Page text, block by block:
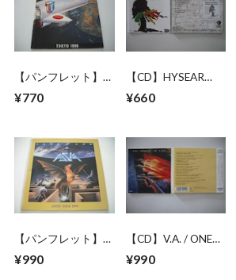
【パンフレット】
ROLLING STONES /
STEEL WHEELS
¥770
【CD】HYSEAR
DON WALKER /
COMPLETE
¥660
【パンフレット】
ASIA / 1990 JAPAN
TOUR
¥990
【CD】V.A. / ONE
MOMENT IN TIME
¥990